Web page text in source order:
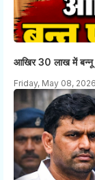
आखिर 30 लाख में बन्नू
Friday, May 08, 2026